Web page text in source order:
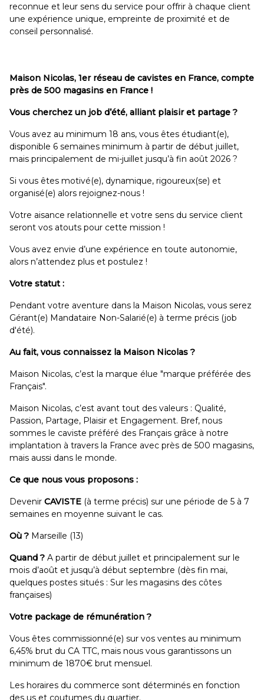
reconnue et leur sens du service pour offrir à chaque client
une expérience unique, empreinte de proximité et de
conseil personnalisé.
Maison Nicolas, 1er réseau de cavistes en France, compte
près de 500 magasins en France !
Vous cherchez un job d’été, alliant plaisir et partage ?
Vous avez au minimum 18 ans, vous êtes étudiant(e),
disponible 6 semaines minimum à partir de début juillet,
mais principalement de mi-juillet jusqu’à fin août 2026 ?
Si vous êtes motivé(e), dynamique, rigoureux(se) et
organisé(e) alors rejoignez-nous !
Votre aisance relationnelle et votre sens du service client
seront vos atouts pour cette mission !
Vous avez envie d’une expérience en toute autonomie,
alors n’attendez plus et postulez !
Votre statut :
Pendant votre aventure dans la Maison Nicolas, vous serez
Gérant(e) Mandataire Non-Salarié(e) à terme précis (job
d'été).
Au fait, vous connaissez la Maison Nicolas ?
Maison Nicolas, c’est la marque élue "marque préférée des
Français".
Maison Nicolas, c’est avant tout des valeurs : Qualité,
Passion, Partage, Plaisir et Engagement. Bref, nous
sommes le caviste préféré des Français grâce à notre
implantation à travers la France avec près de 500 magasins,
mais aussi dans le monde.
Ce que nous vous proposons :
Devenir CAVISTE (à terme précis) sur une période de 5 à 7
semaines en moyenne suivant le cas.
Où ? Marseille (13)
Quand ? A partir de début juillet et principalement sur le
mois d’août et jusqu’à début septembre (dès fin mai,
quelques postes situés : Sur les magasins des côtes
françaises)
Votre package de rémunération ?
Vous êtes commissionné(e) sur vos ventes au minimum
6,45% brut du CA TTC, mais nous vous garantissons un
minimum de 1870€ brut mensuel.
Les horaires du commerce sont déterminés en fonction
des us et coutumes du quartier.